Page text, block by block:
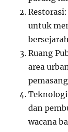
untuk
Ruang
area
dan
wacana